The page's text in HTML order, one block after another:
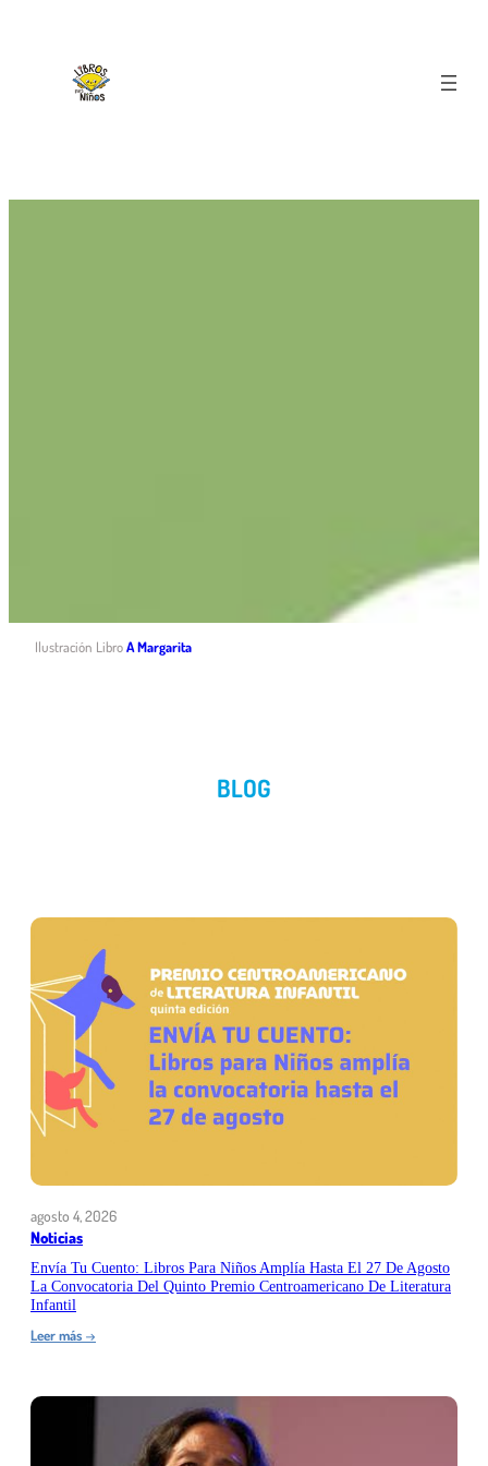
Ilustración LibroA Margarita
BLOG
agosto 4, 2026
Noticias
Envía Tu Cuento: Libros Para Niños Amplía Hasta El 27 De Agosto
La Convocatoria Del Quinto Premio Centroamericano De Literatura
Infantil
Leer más →
cuento: